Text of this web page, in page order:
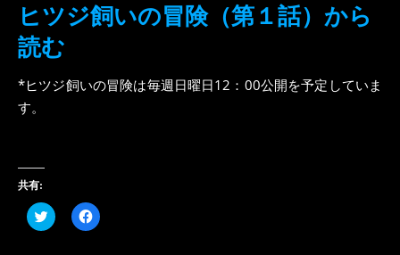
ヒツジ飼いの冒険（第１話）から
読む
*ヒツジ飼いの冒険は毎週日曜日12：00公開を予定していま
す。
共有:
ク
リ
Facebook
で